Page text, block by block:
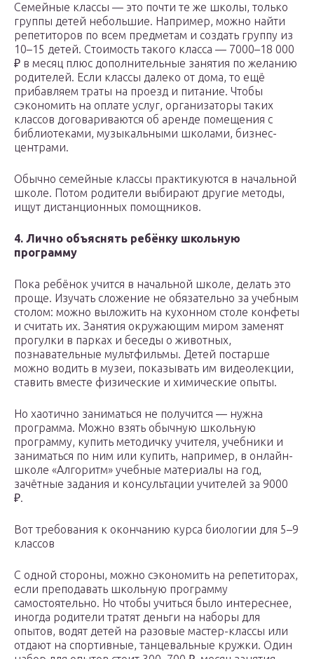
Семейные классы — это почти те же школы, только
группы детей небольшие. Например, можно найти
репетиторов по всем предметам и создать группу из
10–15 детей. Стоимость такого класса — 7000–18 000
₽ в месяц плюс дополнительные занятия по желанию
родителей. Если классы далеко от дома, то ещё
прибавляем траты на проезд и питание. Чтобы
сэкономить на оплате услуг, организаторы таких
классов договариваются об аренде помещения с
библиотеками, музыкальными школами, бизнес-
центрами.
Обычно семейные классы практикуются в начальной
школе. Потом родители выбирают другие методы,
ищут дистанционных помощников.
4. Лично объяснять ребёнку школьную
программу
Пока ребёнок учится в начальной школе, делать это
проще. Изучать сложение не обязательно за учебным
столом: можно выложить на кухонном столе конфеты
и считать их. Занятия окружающим миром заменят
прогулки в парках и беседы о животных,
познавательные мультфильмы. Детей постарше
можно водить в музеи, показывать им видеолекции,
ставить вместе физические и химические опыты.
Но хаотично заниматься не получится — нужна
программа. Можно взять обычную школьную
программу, купить методичку учителя, учебники и
заниматься по ним или купить, например, в онлайн-
школе «Алгоритм» учебные материалы на год,
зачётные задания и консультации учителей за 9000
₽.
Вот требования к окончанию курса биологии для 5–9
классов
С одной стороны, можно сэкономить на репетиторах,
если преподавать школьную программу
самостоятельно. Но чтобы учиться было интереснее,
иногда родители тратят деньги на наборы для
опытов, водят детей на разовые мастер-классы или
отдают на спортивные, танцевальные кружки. Один